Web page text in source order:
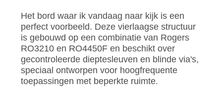
GEVALLEN
SITEMAP
PRIVACYBELEID
Het bord waar ik vandaag naar kijk is een
perfect voorbeeld. Deze vierlaagse structuur
is gebouwd op een combinatie van Rogers
RO3210 en RO4450F en beschikt over
gecontroleerde dieptesleuven en blinde via's,
speciaal ontworpen voor hoogfrequente
toepassingen met beperkte ruimte.